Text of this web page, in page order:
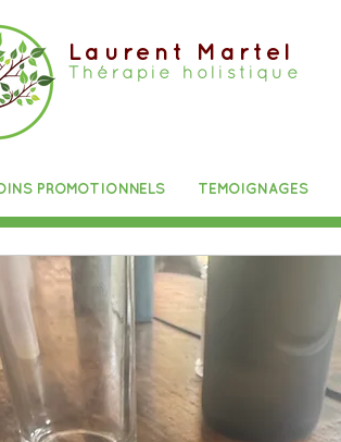
Laurent Martel
Thérapie holistique
PROMOTIONNELS TEMOIGNAGES